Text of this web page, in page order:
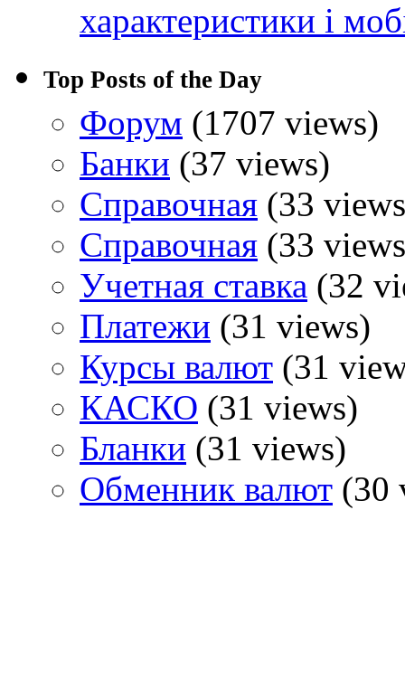
характеристики і
Top Posts of the Day
Форум (1707 views)
Банки (37 views)
Справочная (33
Справочная (33
Учетная ставка (32
Платежи (31 views)
Курсы валют (31
КАСКО (31 views)
Бланки (31 views)
Обменник валют (30